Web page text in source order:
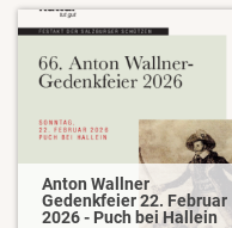
Anton Wallner
Gedenkfeier 22. Februar
2026 - Puch bei Hallein